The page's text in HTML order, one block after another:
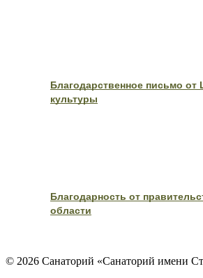
Благодарственное письмо от
культуры
Благодарность от
области
© 2026 Санаторий «Санаторий имени